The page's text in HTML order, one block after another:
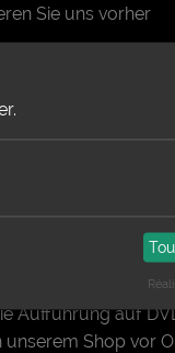
Sie uns vorher
sowohl
der Aufführung
Aufführung auf
unserem Shop vor